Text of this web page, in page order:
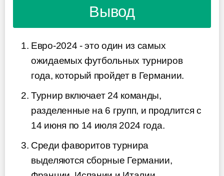
Вывод
Евро-2024 - это один из самых
ожидаемых футбольных турниров
года, который пройдет в Германии.
Турнир включает 24 команды,
разделенные на 6 групп, и продлится с
14 июня по 14 июля 2024 года.
Среди фаворитов турнира
выделяются сборные Германии,